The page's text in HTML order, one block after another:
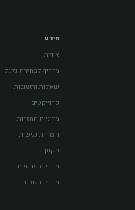
מידע
אודות
מדריך לבחירת גלגל
שאלות ותשובות
פרוייקטים
מדיניות החזרות
הצהרת נגישות
תקנון
מדיניות פרטיות
מדיניות עוגיות